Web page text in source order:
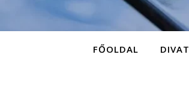
FŐOLDAL DIVAT